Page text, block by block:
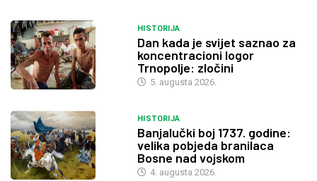
HISTORIJA
Dan kada je svijet saznao za
koncentracioni logor
Trnopolje: zločini
5. augusta 2026.
HISTORIJA
Banjalučki boj 1737. godine:
velika pobjeda branilaca
Bosne nad vojskom
4. augusta 2026.